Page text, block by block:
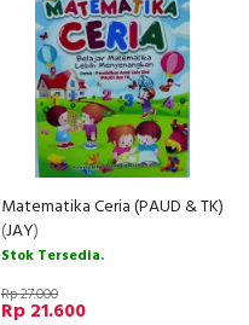
Matematika Ceria (PAUD & TK)
(JAY)
Stok Tersedia.
Rp 27.000
Rp 21.600